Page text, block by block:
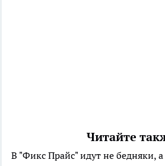
Читайте
В "Фикс Прайс" идут не бедняки,